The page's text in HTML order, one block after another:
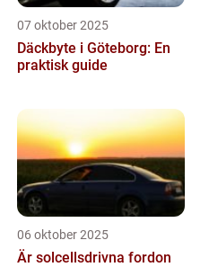
07 oktober 2025
Däckbyte i Göteborg: En
praktisk guide
06 oktober 2025
Är solcellsdrivna fordon